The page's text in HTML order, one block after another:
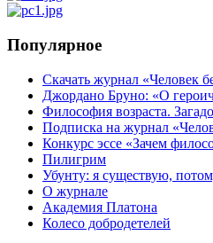
Популярное
Скачать журнал «Человек
Джордано Бруно: «О
Философия возраста.
Подписка на журнал
Конкурс эссе «Зачем
Пилигрим
Убунту: я существую,
О журнале
Академия Платона
Колесо добродетелей